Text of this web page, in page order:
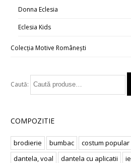
Donna Eclesia
Eclesia Kids
Colecția Motive Românești
Caută:
COMPOZITIE
brodierie bumbac costum popular
dantela, voal
dantela cu aplicatii ie